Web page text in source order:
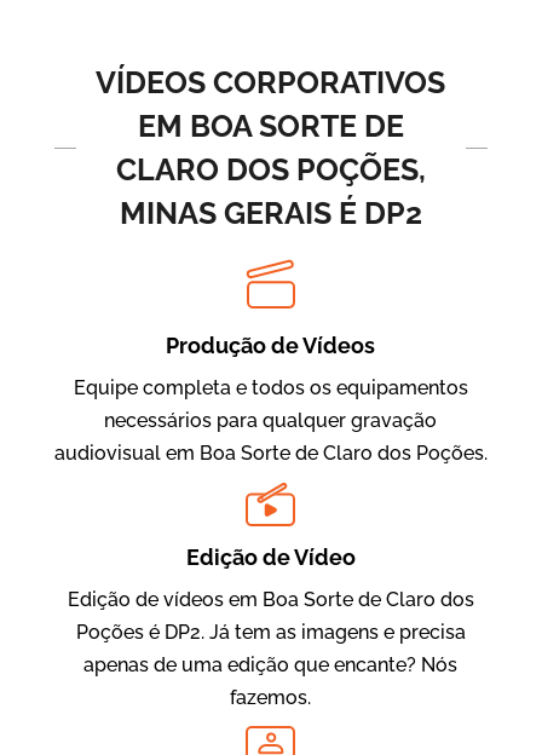
BRF Parceiros
Vídeos de Integração e Segurança
Oftalmocare
VÍDEOS CORPORATIVOS
EM BOA SORTE DE
CLARO DOS POÇÕES,
MINAS GERAIS É DP2
Produção de Vídeos
Equipe completa e todos os equipamentos
necessários para qualquer gravação
audiovisual em Boa Sorte de Claro dos Poções.
Edição de Vídeo
Edição de vídeos em Boa Sorte de Claro dos
Poções é DP2. Já tem as imagens e precisa
apenas de uma edição que encante? Nós
fazemos.